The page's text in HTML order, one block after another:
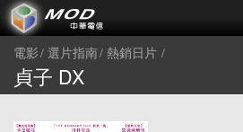
電影 選片指南 熱銷日片
貞子 DX